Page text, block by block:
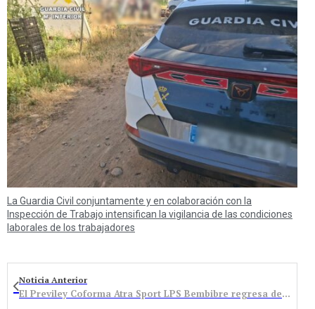
La Guardia Civil conjuntamente y en colaboración con la
Inspección de Trabajo intensifican la vigilancia de las condiciones
laborales de los trabajadores
Noticia Anterior
El Previley Coforma Atra Sport LPS Bembibre regresa de vuelta a Extremadura en el top10 del Ranking de la Federación Española de Ciclismo